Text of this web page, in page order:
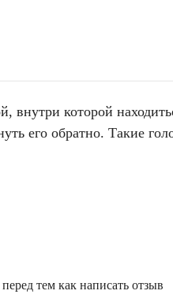
внутри которой
его обратно. Такие
перед тем как написать отзыв